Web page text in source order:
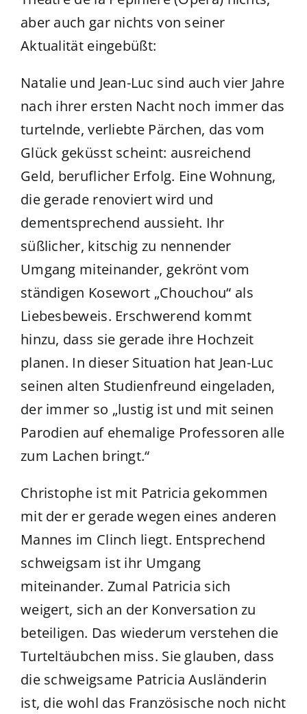
aber auch gar nichts von seiner
Aktualität eingebüßt:
Natalie und Jean-Luc sind auch vier Jahre
nach ihrer ersten Nacht noch immer das
turtelnde, verliebte Pärchen, das vom
Glück geküsst scheint: ausreichend
Geld, beruflicher Erfolg. Eine Wohnung,
die gerade renoviert wird und
dementsprechend aussieht. Ihr
süßlicher, kitschig zu nennender
Umgang miteinander, gekrönt vom
ständigen Kosewort „Chouchou“ als
Liebesbeweis. Erschwerend kommt
hinzu, dass sie gerade ihre Hochzeit
planen. In dieser Situation hat Jean-Luc
seinen alten Studienfreund eingeladen,
der immer so „lustig ist und mit seinen
Parodien auf ehemalige Professoren alle
zum Lachen bringt.“
Christophe ist mit Patricia gekommen
mit der er gerade wegen eines anderen
Mannes im Clinch liegt. Entsprechend
schweigsam ist ihr Umgang
miteinander. Zumal Patricia sich
weigert, sich an der Konversation zu
beteiligen. Das wiederum verstehen die
Turteltäubchen miss. Sie glauben, dass
die schweigsame Patricia Ausländerin
ist, die wohl das Französische noch nicht